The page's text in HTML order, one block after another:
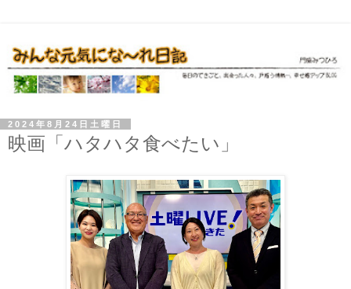
2024年8月24日土曜日
映画「ハタハタ食べたい」